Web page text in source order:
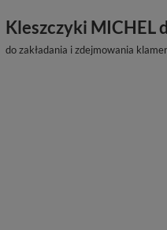
Kleszczyki MICHEL
do zakładania i zdejmowania